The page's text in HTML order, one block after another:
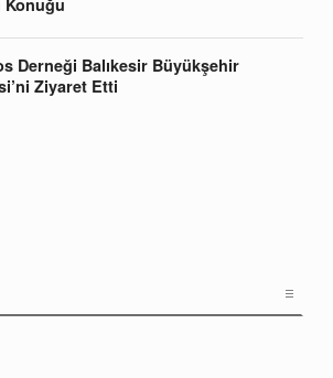
Derneği Balıkesir Büyükşehir
Ziyaret Etti